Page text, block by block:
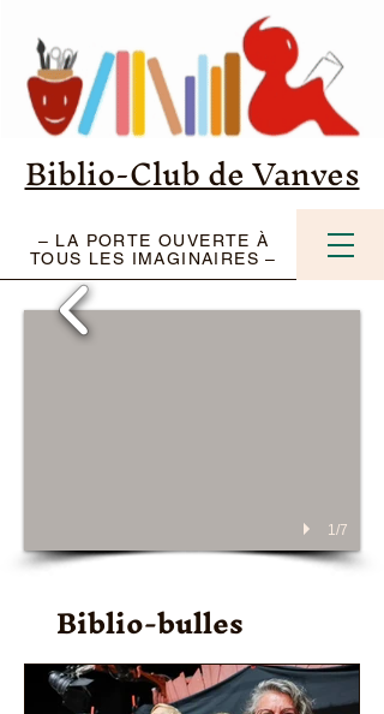
– LA PORTE OUVERTE À
TOUS LES IMAGINAIRES –
Biblio-Club de Vanves
1/7
Biblio-bulles